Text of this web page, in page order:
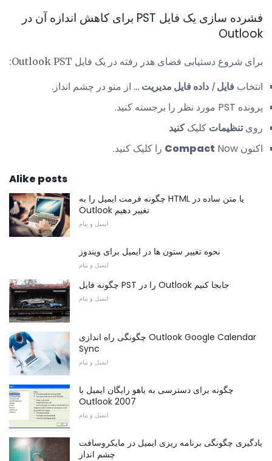
فشرده سازی یک فایل PST برای کاهش اندازه آن در
Outlook
برای شروع دستیابی فضای هدر رفته در یک فایل Outlook PST:
انتخاب فایل | داده فایل مدیریت ... از منو در چشم انداز.
پرونده PST مورد نظر را برجسته کنید.
رویتنظیمات کلیککنید
اکنون
Compact Now را کلیک کنید.
Alike posts
چگونه فرمت ایمیل را به HTML یا متن ساده در
Outlook تغییر دهیم
ایمیل و پیام
نحوه تغییر ستون ها در ایمیل برای ویندوز
ایمیل و پیام
چگونه فایل PST را در Outlook جابجا کنیم
ایمیل و پیام
چگونگی راه اندازی Outlook Google Calendar
Sync
ایمیل و پیام
چگونه برای دسترسی به یاهو رایگان ایمیل با
Outlook 2007
ایمیل و پیام
یادگیری چگونگی برنامه ریزی ایمیل در مایکروسافت
چشم انداز